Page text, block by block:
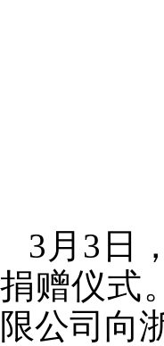
3 月 3 日
捐赠仪式
限公司向